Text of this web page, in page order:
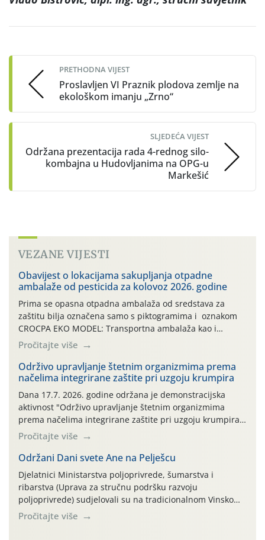
navigation
PRETHODNA VIJEST
Proslavljen VI Praznik plodova zemlje na
ekološkom imanju „Zrno“
SLJEDEĆA VIJEST
Održana prezentacija rada 4-rednog silo-
kombajna u Hudovljanima na OPG-u
Markešić
VEZANE VIJESTI
Obavijest o lokacijama sakupljanja otpadne
ambalaže od pesticida za kolovoz 2026. godine
Prima se opasna otpadna ambalaža od sredstava za
zaštitu bilja označena samo s piktogramima i oznakom
CROCPA EKO MODEL: Transportna ambalaža kao i
ambalaža drugih proizvoda koji nisu sredstva za zaštitu
bilja (npr. ambalaža od mineralnih gnojiva,) se ne
prihvaća. Korisnicima je osiguran besplatni povrat
prazne ambalaže isključivo ovih tvrtki: AGROCHEM-MAKS,
AGRONOM, ALBAUGH TKI* (PINUS […]
Pročitajte više
Održivo upravljanje štetnim organizmima prema
načelima integrirane zaštite pri uzgoju krumpira
Dana 17.7. 2026. godine održana je demonstracijska
aktivnost "Održivo upravljanje štetnim organizmima
prema načelima integrirane zaštite pri uzgoju krumpira"
na pokusnom polju "Poredje", kraj naselja Belica (ARKOD
parcela ID 2445031) (središnji dio Međimurske županije).
Pročitajte više
Održani Dani svete Ane na Pelješcu
Djelatnici Ministarstva poljoprivrede, šumarstva i
ribarstva (Uprava za stručnu podršku razvoju
poljoprivrede) sudjelovali su na tradicionalnom Vinskom
forumu, održanom 24.07.2026. godine u Domu vinarske
tradicije u Putnikovićima na poluotoku Pelješcu, u
Pročitajte više